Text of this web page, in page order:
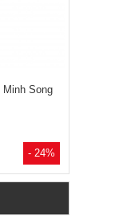
- 24%
Song